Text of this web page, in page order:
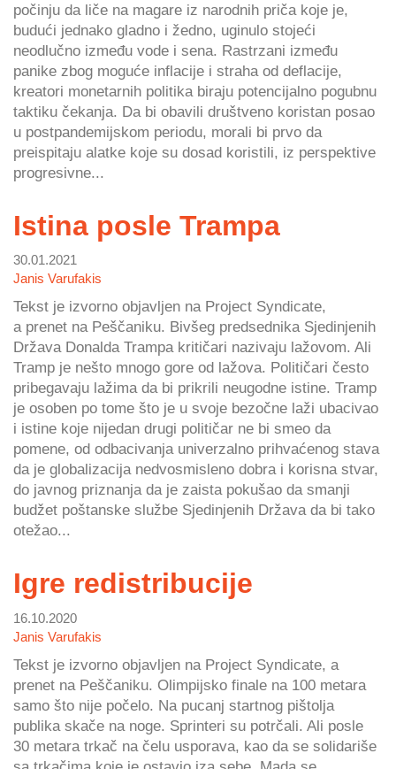
počinju da liče na magare iz narodnih priča koje je,
budući jednako gladno i žedno, uginulo stojeći
neodlučno između vode i sena. Rastrzani između
panike zbog moguće inflacije i straha od deflacije,
kreatori monetarnih politika biraju potencijalno pogubnu
taktiku čekanja. Da bi obavili društveno koristan posao
u postpandemijskom periodu, morali bi prvo da
preispitaju alatke koje su dosad koristili, iz perspektive
progresivne...
Istina posle Trampa
30.01.2021
Janis Varufakis
Tekst je izvorno objavljen na Project Syndicate,
a prenet na Peščaniku. Bivšeg predsednika Sjedinjenih
Država Donalda Trampa kritičari nazivaju lažovom. Ali
Tramp je nešto mnogo gore od lažova. Političari često
pribegavaju lažima da bi prikrili neugodne istine. Tramp
je osoben po tome što je u svoje bezočne laži ubacivao
i istine koje nijedan drugi političar ne bi smeo da
pomene, od odbacivanja univerzalno prihvaćenog stava
da je globalizacija nedvosmisleno dobra i korisna stvar,
do javnog priznanja da je zaista pokušao da smanji
budžet poštanske službe Sjedinjenih Država da bi tako
otežao...
Igre redistribucije
16.10.2020
Janis Varufakis
Tekst je izvorno objavljen na Project Syndicate, a
prenet na Peščaniku. Olimpijsko finale na 100 metara
samo što nije počelo. Na pucanj startnog pištolja
publika skače na noge. Sprinteri su potrčali. Ali posle
30 metara trkač na čelu usporava, kao da se solidariše